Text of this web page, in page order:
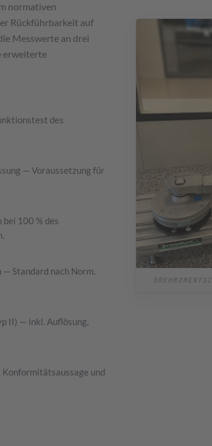
normativen
Rückführbarkeit auf
Messwerte an drei
erweiterte
des
— Voraussetzung für
100 % des
Standard nach Norm.
II) — inkl. Auflösung,
und